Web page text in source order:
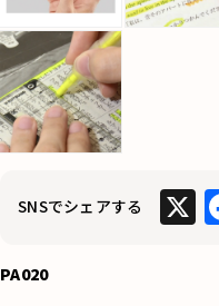
SNSでシェアする X
PA020